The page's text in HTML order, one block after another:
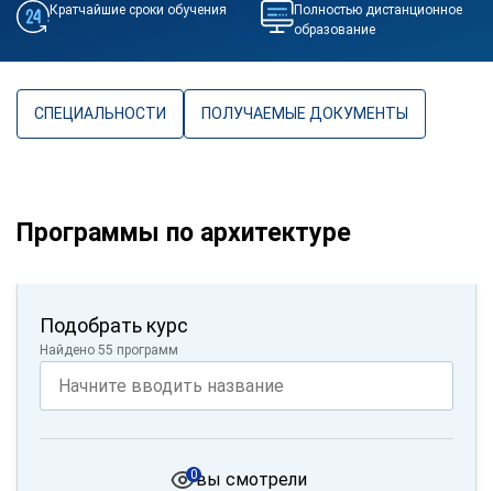
Кратчайшие сроки обучения
Полностью дистанционное
образование
СПЕЦИАЛЬНОСТИ ПОЛУЧАЕМЫЕ ДОКУМЕНТЫ
Программы по архитектуре
Подобрать курс
Найдено 55 программ
вы смотрели
0